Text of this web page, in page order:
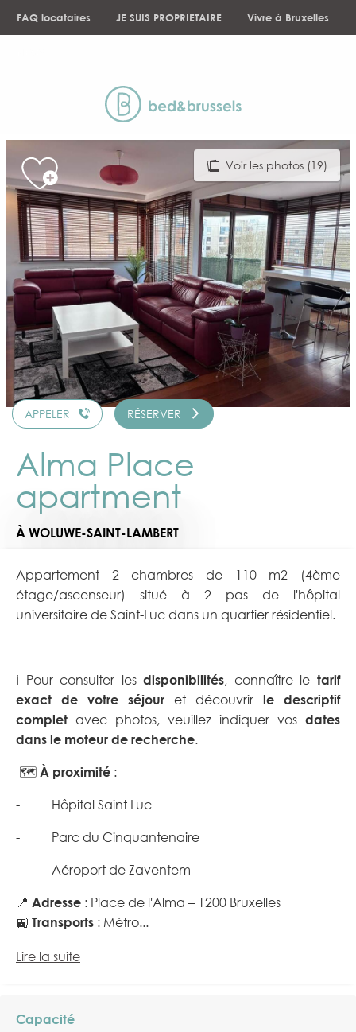
FAQ locataires JE SUIS PROPRIETAIRE Vivre à Bruxelles
Voir les photos (19)
APPELER RÉSERVER
Alma Place
apartment
À WOLUWE-SAINT-LAMBERT
Appartement 2 chambres de 110 m2 (4ème
étage/ascenseur) situé à 2 pas de l'hôpital
universitaire de Saint-Luc dans un quartier résidentiel.
ℹ️ Pour consulter lesdisponibilités, connaître letarif
exact de votre séjour et découvrir le descriptif
complet avec photos, veuillez indiquer vos dates
dans le moteur de recherche.
🗺️ À proximité :
- Hôpital Saint Luc
- Parc du Cinquantenaire
- Aéroport de Zaventem
📍 Adresse : Place de l'Alma – 1200 Bruxelles
🚉 Transports : Métro...
Lire la suite
Capacité